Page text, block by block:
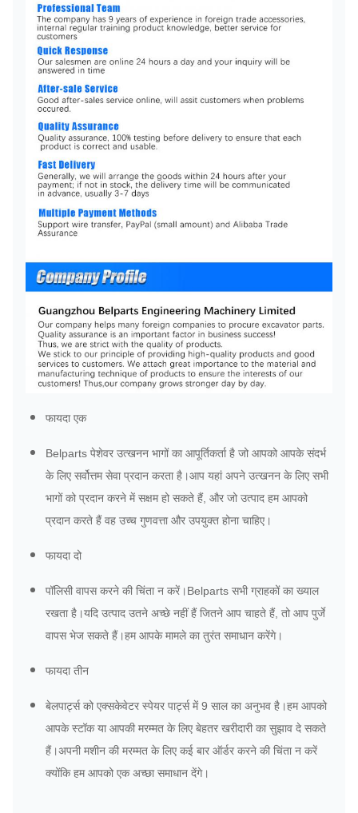
फायदा एक
Belparts पेशेवर उत्खनन भागों का आपूर्तिकर्ता है जो आपको आपके संदर्भ
के लिए सर्वोत्तम सेवा प्रदान करता है।आप यहां अपने उत्खनन के लिए सभी
भागों को प्रदान करने में सक्षम हो सकते हैं, और जो उत्पाद हम आपको
प्रदान करते हैं वह उच्च गुणवत्ता और उपयुक्त होना चाहिए।
फायदा दो
पॉलिसी वापस करने की चिंता न करें।Belparts सभी ग्राहकों का ख्याल
रखता है।यदि उत्पाद उतने अच्छे नहीं हैं जितने आप चाहते हैं, तो आप पुर्जे
वापस भेज सकते हैं।हम आपके मामले का तुरंत समाधान करेंगे।
फायदा तीन
बेलपार्ट्स को एक्सकेवेटर स्पेयर पार्ट्स में 9 साल का अनुभव है।हम आपको
आपके स्टॉक या आपकी मरम्मत के लिए बेहतर खरीदारी का सुझाव दे सकते
हैं।अपनी मशीन की मरम्मत के लिए कई बार ऑर्डर करने की चिंता न करें
क्योंकि हम आपको एक अच्छा समाधान देंगे।